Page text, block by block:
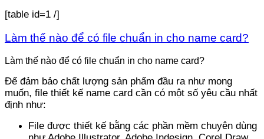
[table id=1 /]
Làm thế nào để có file chuẩn in cho name card?
Làm thế nào để có file chuẩn in cho name card?
Để đảm bảo chất lượng sản phẩm đầu ra như mong
muốn, file thiết kế name card cần có một số yêu cầu nhất
định như:
File được thiết kế bằng các phần mềm chuyên dùng